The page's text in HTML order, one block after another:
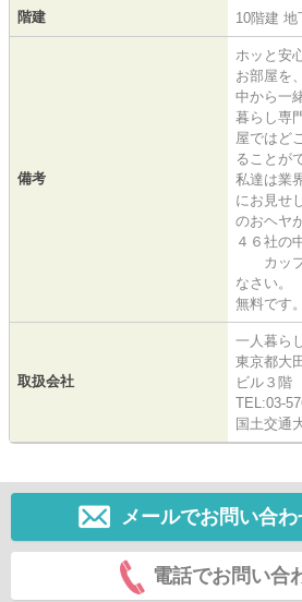
階建 10階建 地
備考
ホッと安
お部屋を
中から一
暮らし専
屋ではど
ること
私達は業
にお見
のおヘヤ
４６社
カップ
なさい
無料です。
取扱会社
一人暮ら
東京都大
ビル３階
TEL:03-
国土交通
メールでお問い合
電話でお問い合